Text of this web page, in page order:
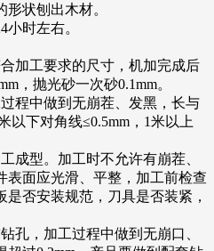
状刨出木材。
时左右。
加工要求的尺寸，机加完成后
，抛光砂一次砂0.1mm。
程中做到无崩茬、发黑，长与
以下对角线≤0.5mm，1米以上
成型。加工时不允许有崩茬、
表面应光滑、平整，加工前检查
否安装规范，刀具是否装紧，
孔，加工过程中做到无崩口、